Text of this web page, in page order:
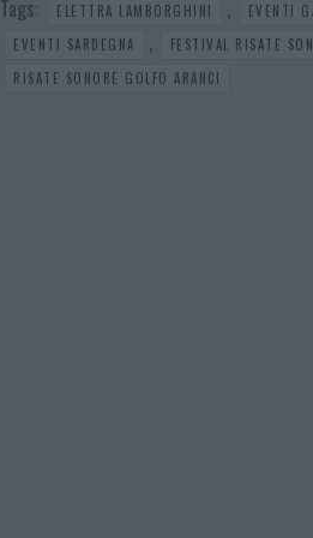
Tags: ELETTRA LAMBORGHINI , EVENTI
EVENTI SARDEGNA , FESTIVAL RISATE
RISATE SONORE GOLFO ARANCI